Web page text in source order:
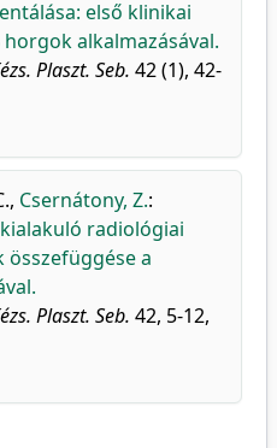
első klinikai
alkalmazásával.
Plaszt. Seb. 42 (1), 42-
, Csernátony, Z.:
radiológiai
összefüggése a
Plaszt. Seb. 42, 5-12,